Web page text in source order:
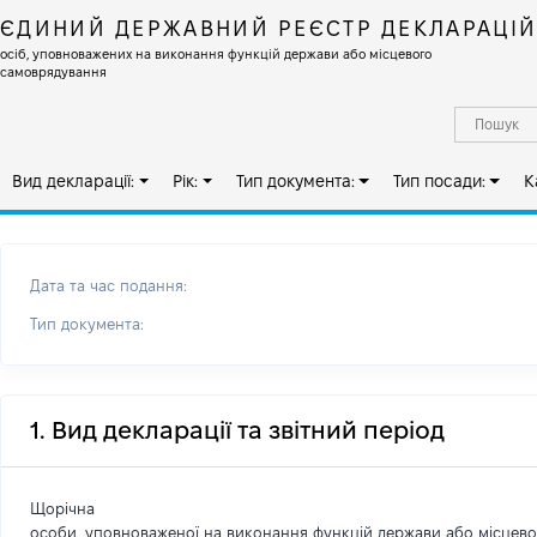
ЄДИНИЙ ДЕРЖАВНИЙ РЕЄСТР ДЕКЛАРАЦІЙ
осіб, уповноважених на виконання функцій держави або місцевого
самоврядування
Вид декларації: Рік: Тип документа: Тип посади:
Дата та час подання:
Тип документа:
1. Вид декларації та звітний період
Щорічна
особи, уповноваженої на виконання функцій держави або